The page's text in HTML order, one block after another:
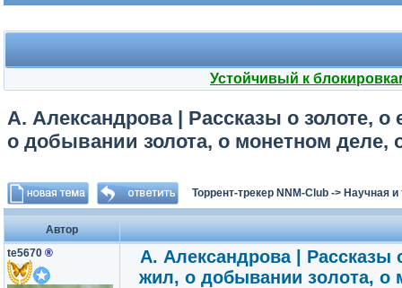
Устойчивый к
А. Александрова | Рассказы о золоте,
о добывании золота, о монетном деле,
Торрент-трекер NNM-Club -> Научная и
Автор
te5670 ®
А. Александрова | Рассказы
жил, о добывании золота, о